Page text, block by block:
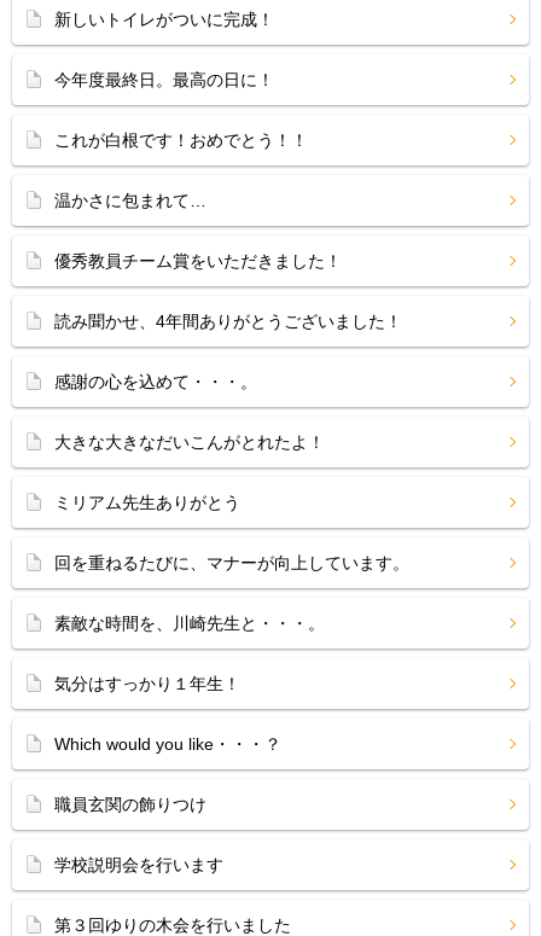
新しいトイレがついに完成！
今年度最終日。最高の日に！
これが白根です！おめでとう！！
温かさに包まれて…
優秀教員チーム賞をいただきました！
読み聞かせ、4年間ありがとうございました！
感謝の心を込めて・・・。
大きな大きなだいこんがとれたよ！
ミリアム先生ありがとう
回を重ねるたびに、マナーが向上しています。
素敵な時間を、川崎先生と・・・。
気分はすっかり１年生！
Which would you like・・・？
職員玄関の飾りつけ
学校説明会を行います
第３回ゆりの木会を行いました